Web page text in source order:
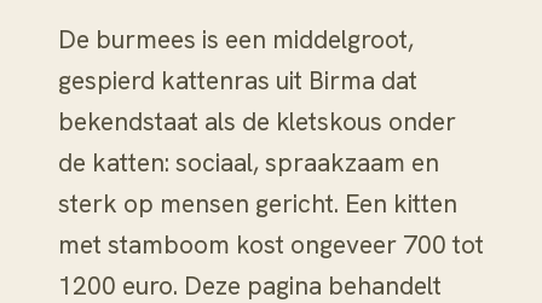
De burmees is een middelgroot,
gespierd kattenras uit Birma dat
bekendstaat als de kletskous onder
de katten: sociaal, spraakzaam en
sterk op mensen gericht. Een kitten
met stamboom kost ongeveer 700 tot
1200 euro. Deze pagina behandelt